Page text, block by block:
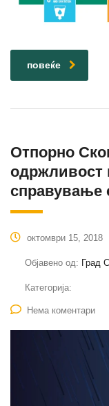
повеќе
Отпорно
одржливост
справување
октомври 15, 2018
Објавено од: Град
Категорија:
Нема коментари